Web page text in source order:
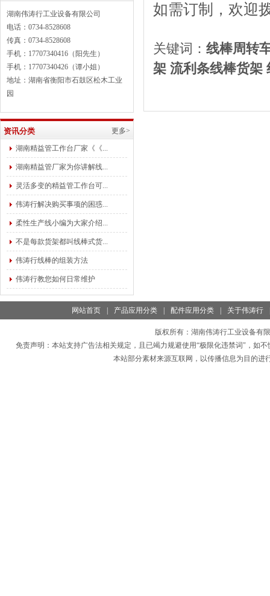
湖南伟涛行工业设备有限公司
电话：0734-8528608
传真：0734-8528608
手机：17707340416（阳先生）
手机：17707340426（谭小姐）
地址：湖南省衡阳市石鼓区松木工业
园
资讯分类 更多>
湖南精益管工作台厂家《《...
湖南精益管厂家为你讲解线...
灵活多变的精益管工作台可...
伟涛行解决购买事项的困惑...
柔性生产线小编为大家介绍...
不是每款货架都叫线棒式货...
伟涛行线棒的组装方法
伟涛行教您如何日常维护
如需订制，欢迎
关键词：线棒周转
架 流利条线棒货架
网站首页 产品应用分类 配件应用分类 关于伟涛行
版权所有： 湖南伟涛行工业设备有
免责声明：本站支持广告法相关规定，且已竭力规避使用“极限化违禁词"，如
本站部分素材来源互联网，以传播信息为目的